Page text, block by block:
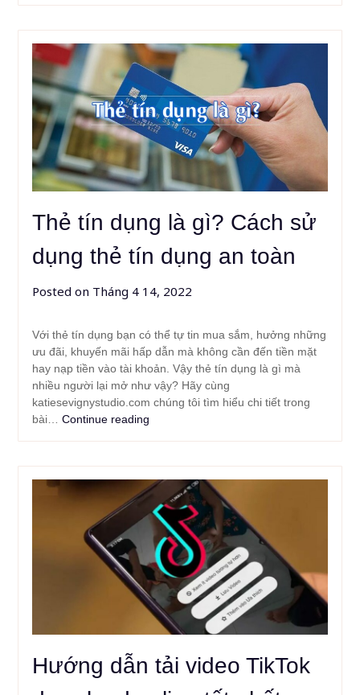
Thẻ tín dụng là gì? Cách sử
dụng thẻ tín dụng an toàn
Posted on Tháng 4 14, 2022
Với thẻ tín dụng bạn có thể tự tin mua sắm, hưởng những
ưu đãi, khuyến mãi hấp dẫn mà không cần đến tiền mặt
hay nạp tiền vào tài khoản. Vậy thẻ tín dụng là gì mà
nhiều người lại mở như vậy? Hãy cùng
katiesevignystudio.com chúng tôi tìm hiểu chi tiết trong
bài… Continue reading
Hướng dẫn tải video TikTok